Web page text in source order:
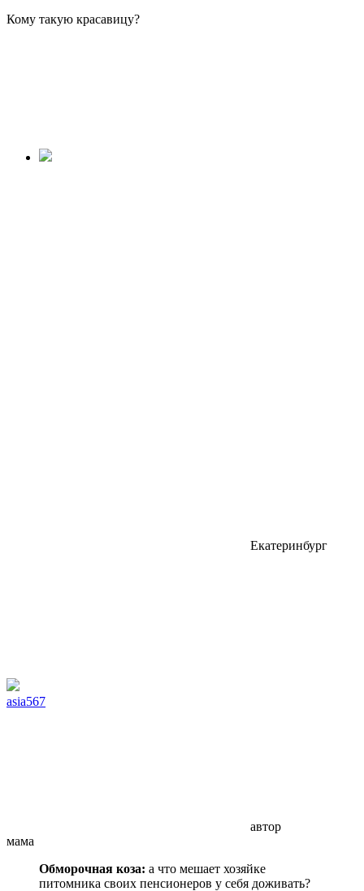
Кому такую красавицу?
Екатеринбург
asia567
автор
мама
Обморочная коза: а что мешает хозяйке
питомника своих пенсионеров у себя доживать?